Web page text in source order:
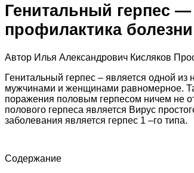
Генитальный герпес
профилактика болезни
Автор Илья Александрович Кисляков
Генитальный герпес – является одной
мужчинами и женщинами равномерное.
поражения половым герпесом ничем не
полового герпеса является Вирус
заболевания является герпес 1 –го типа.
Содержание